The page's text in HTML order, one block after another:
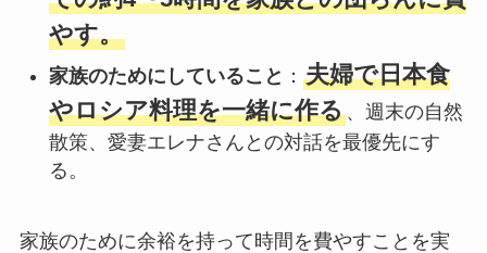
やす。
家族のためにしていること ： 夫婦で日本食
やロシア料理を一緒に作る、週末の自然
散策、愛妻エレナさんとの対話を最優先にす
る。
家族のために余裕を持って時間を費やすことを実